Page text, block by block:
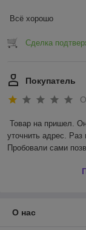
Всё хорошо
Сделка
Покупатель
Товар на пришел.
уточнить адрес.
Пробовали сами
О нас